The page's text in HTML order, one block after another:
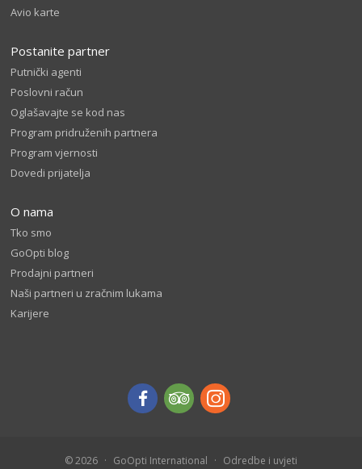
Avio karte
Postanite partner
Putnički agenti
Poslovni račun
Oglašavajte se kod nas
Program pridruženih partnera
Program vjernosti
Dovedi prijatelja
O nama
Tko smo
GoOpti blog
Prodajni partneri
Naši partneri u zračnim lukama
Karijere
© 2026 GoOpti International Odredbe i uvjeti